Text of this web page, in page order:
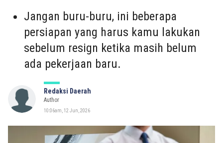
Jangan buru-buru, ini beberapa
persiapan yang harus kamu lakukan
sebelum resign ketika masih belum
ada pekerjaan baru.
Redaksi Daerah
Author
10:06am, 12 Jun, 2026